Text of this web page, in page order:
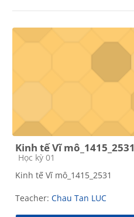
Kinh tế Vĩ mô_1415_2531
Course category
Học kỳ 01
Kinh tế Vĩ mô_1415_2531
Teacher: Chau Tan LUC